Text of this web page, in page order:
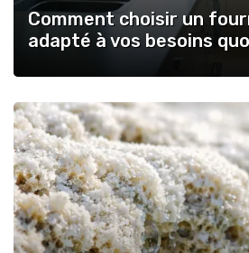
Comment choisir un
adapté à vos besoins